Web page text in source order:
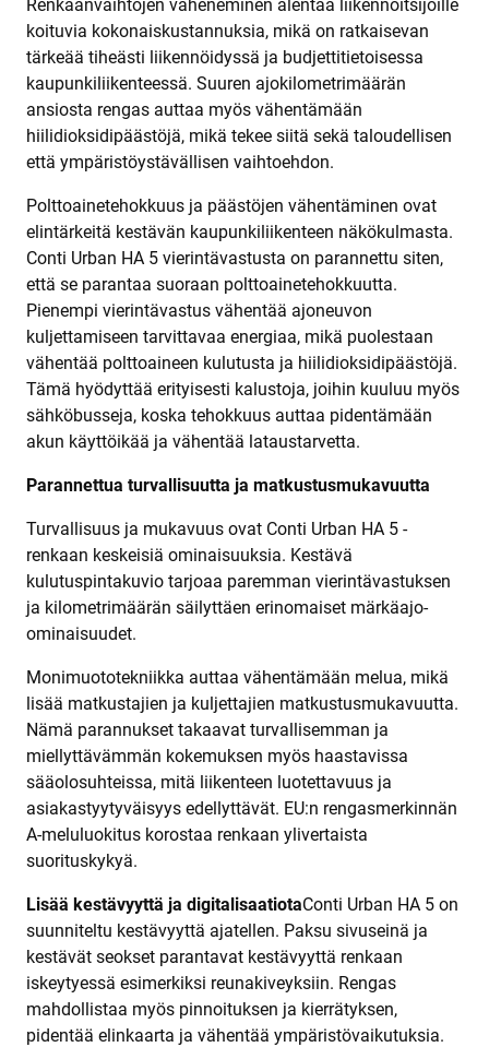
Renkaanvaihtojen väheneminen alentaa liikennöitsijöille
koituvia kokonaiskustannuksia, mikä on ratkaisevan
tärkeää tiheästi liikennöidyssä ja budjettitietoisessa
kaupunkiliikenteessä. Suuren ajokilometrimäärän
ansiosta rengas auttaa myös vähentämään
hiilidioksidipäästöjä, mikä tekee siitä sekä taloudellisen
että ympäristöystävällisen vaihtoehdon.
Polttoainetehokkuus ja päästöjen vähentäminen ovat
elintärkeitä kestävän kaupunkiliikenteen näkökulmasta.
Conti Urban HA 5 vierintävastusta on parannettu siten,
että se parantaa suoraan polttoainetehokkuutta.
Pienempi vierintävastus vähentää ajoneuvon
kuljettamiseen tarvittavaa energiaa, mikä puolestaan
vähentää polttoaineen kulutusta ja hiilidioksidipäästöjä.
Tämä hyödyttää erityisesti kalustoja, joihin kuuluu myös
sähköbusseja, koska tehokkuus auttaa pidentämään
akun käyttöikää ja vähentää lataustarvetta.
Parannettua turvallisuutta ja matkustusmukavuutta
Turvallisuus ja mukavuus ovat Conti Urban HA 5 -
renkaan keskeisiä ominaisuuksia. Kestävä
kulutuspintakuvio tarjoaa paremman vierintävastuksen
ja kilometrimäärän säilyttäen erinomaiset märkäajo-
ominaisuudet.
Monimuototekniikka auttaa vähentämään melua, mikä
lisää matkustajien ja kuljettajien matkustusmukavuutta.
Nämä parannukset takaavat turvallisemman ja
miellyttävämmän kokemuksen myös haastavissa
sääolosuhteissa, mitä liikenteen luotettavuus ja
asiakastyytyväisyys edellyttävät. EU:n rengasmerkinnän
A-meluluokitus korostaa renkaan ylivertaista
suorituskykyä.
Lisää kestävyyttä ja digitalisaatiotaConti Urban HA 5 on
suunniteltu kestävyyttä ajatellen. Paksu sivuseinä ja
kestävät seokset parantavat kestävyyttä renkaan
iskeytyessä esimerkiksi reunakiveyksiin. Rengas
mahdollistaa myös pinnoituksen ja kierrätyksen,
pidentää elinkaarta ja vähentää ympäristövaikutuksia.